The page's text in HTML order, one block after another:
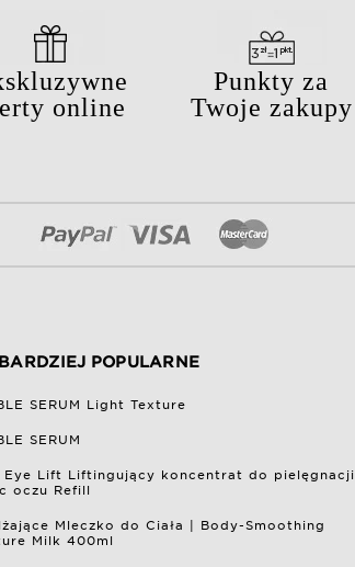
online
Punkty za
Twoje zakupy
POPULARNE
SERUM Light Texture
SERUM
Eye Lift Liftingujący koncentrat do pielęgnacji
oczu Refill
Mleczko do Ciała | Body-Smoothing
Milk 400ml